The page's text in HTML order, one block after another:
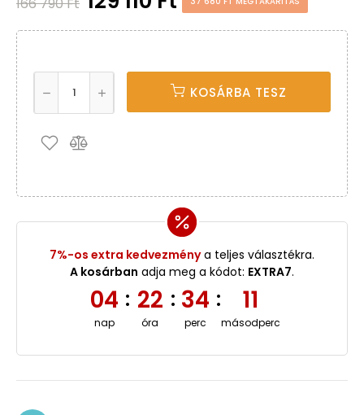
KOSÁRBA TESZ
7%-os extra kedvezménya teljes választékra.
A kosárban adja meg a kódot: EXTRA7.
04
nap
: 22
óra
: 34
perc
: 10
másodperc